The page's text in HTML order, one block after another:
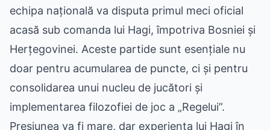
echipa națională va disputa primul meci oficial
acasă sub comanda lui Hagi, împotriva Bosniei și
Herțegovinei. Aceste partide sunt esențiale nu
doar pentru acumularea de puncte, ci și pentru
consolidarea unui nucleu de jucători și
implementarea filozofiei de joc a „Regelui”.
Presiunea va fi mare, dar experiența lui Hagi în